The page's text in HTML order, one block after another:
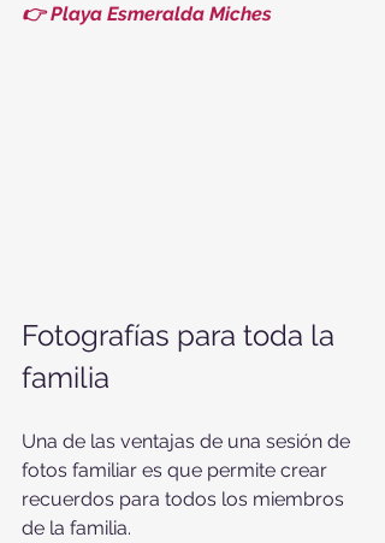
👉 Playa Esmeralda Miches
Fotografías para toda la
familia
Una de las ventajas de una sesión de
fotos familiar es que permite crear
recuerdos para todos los miembros
de la familia.